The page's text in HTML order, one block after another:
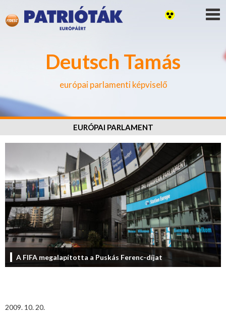
Deutsch Tamás
európai parlamenti képviselő
EURÓPAI PARLAMENT
A FIFA megalapította a Puskás Ferenc-díjat
2009. 10. 20.